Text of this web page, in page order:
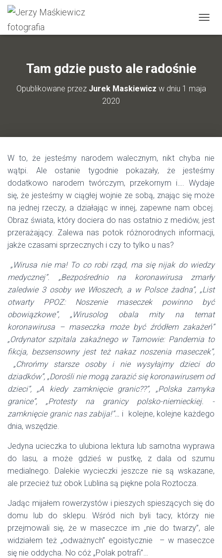
R
Z
G
C
Tam gdzie pusto ale radośnie
Opublikowane przez Jurek Maskiewicz w dniu 1 maja
2020
W to, że jesteśmy narodem walecznym, nikt chyba nie
wątpi. Ale ostanie tygodnie pokazały, że jesteśmy
dodatkowo narodem twórczym, przekornym i…. Wydaje
się, że jesteśmy w ciągłej wojnie ze sobą, znając się może
na jednej rzeczy, a działając w innej, zapewne nam obcej.
Obraz świata, który dociera do nas ostatnio z mediów, jest
przerażający. Zalewa nas potok różnorodnych informacji,
jakże czasami sprzecznych i czy to tylko u nas?
„Wirusa nie ma! To co robi rząd, ma się nijak do wiedzy
medycznej”. „Bezpośrednio na koronawirusa zmarły
zaledwie 3 osoby we Włoszech, a w Polsce żadna”, „List
otwarty PPOZ: Noszenie maseczek powinno być
obowiązkowe”, „Wirusolog obala mity na temat
koronawirusa – maseczka może być źródłem zakażeń”
„Ordynator szpitala zakaźnego w Tarnowie: Pandemia to
fikcja, bezsensowny jest też nakaz noszenia maseczek”,
„Chrońmy starsze osoby i nie wysyłajmy dzieci do
dziadków”, „Dorośli nie mogą zarazić się koronawirusem od
dzieci”, „A kiedy zamknięcie granic??”, „Polska zamyka
granice”, „Protesty na granicy polsko-niemieckiej. -
zamknięcie granic nas zabija!”… i kolejne, kolejne każdego
dnia, wszędzie.
Jedyna ucieczka to ulubiona lektura lub samotna wyprawa
do lasu, a może gdzieś w pustkę, z dala od szumu
medialnego. Dalekie wycieczki jeszcze nie są wskazane,
ale przecież tuż obok Lublina są piękne pola Roztocza.
Jadąc mijałem rowerzystów i pieszych spieszących się do
domu lub do sklepu. Wśród nich byli tacy, którzy nie
przejmowali się, że w maseczce im „nie do twarzy”, ale
widziałem też „odważnych” egoistycznie – w maseczce
się nie oddycha. No cóż „Polak potrafi”…